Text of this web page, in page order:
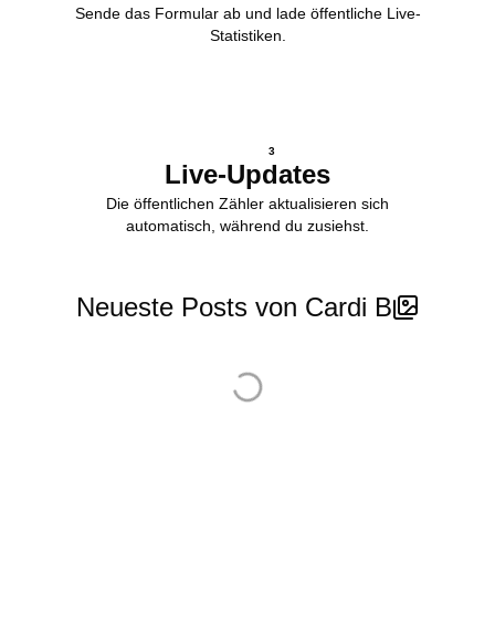
Sende das Formular ab und lade öffentliche Live-
Statistiken.
3
Live-Updates
Die öffentlichen Zähler aktualisieren sich
automatisch, während du zusiehst.
Neueste Posts von Cardi B